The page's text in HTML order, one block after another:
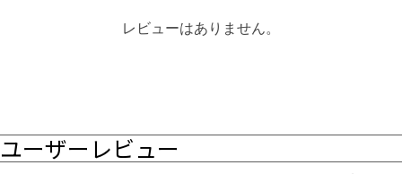
レビューはありません。
ユーザーレビュー